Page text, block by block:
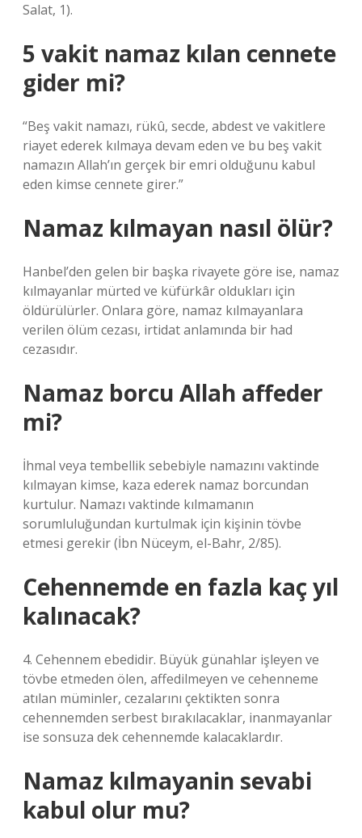
Salat, 1).
5 vakit namaz kılan cennete
gider mi?
“Beş vakit namazı, rükû, secde, abdest ve vakitlere
riayet ederek kılmaya devam eden ve bu beş vakit
namazın Allah’ın gerçek bir emri olduğunu kabul
eden kimse cennete girer.”
Namaz kılmayan nasıl ölür?
Hanbel’den gelen bir başka rivayete göre ise, namaz
kılmayanlar mürted ve küfürkâr oldukları için
öldürülürler. Onlara göre, namaz kılmayanlara
verilen ölüm cezası, irtidat anlamında bir had
cezasıdır.
Namaz borcu Allah affeder
mi?
İhmal veya tembellik sebebiyle namazını vaktinde
kılmayan kimse, kaza ederek namaz borcundan
kurtulur. Namazı vaktinde kılmamanın
sorumluluğundan kurtulmak için kişinin tövbe
etmesi gerekir (İbn Nüceym, el-Bahr, 2/85).
Cehennemde en fazla kaç yıl
kalınacak?
4. Cehennem ebedidir. Büyük günahlar işleyen ve
tövbe etmeden ölen, affedilmeyen ve cehenneme
atılan müminler, cezalarını çektikten sonra
cehennemden serbest bırakılacaklar, inanmayanlar
ise sonsuza dek cehennemde kalacaklardır.
Namaz kılmayanin sevabi
kabul olur mu?